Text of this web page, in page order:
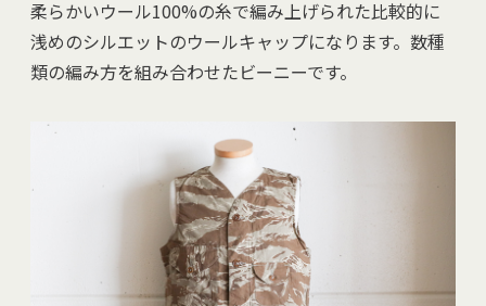
柔らかいウール100%の糸で編み上げられた比較的に
浅めのシルエットのウールキャップになります。数種
類の編み方を組み合わせたビーニーです。